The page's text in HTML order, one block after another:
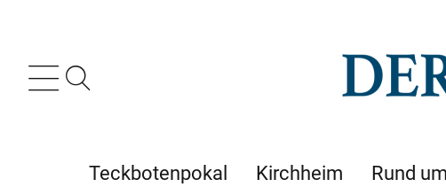
Teckbotenpokal Kirchheim Rund